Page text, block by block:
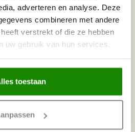
adverteren en analyse. Deze
combineren met andere
verstrekt of die ze hebben
uw gebruik van hun services.
toestaan